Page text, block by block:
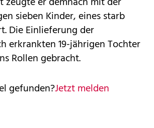
sieben Kinder, eines starb
Die Einlieferung der
erkrankten 19-jährigen Tochter
Rollen gebracht.
gefunden?Jetzt melden